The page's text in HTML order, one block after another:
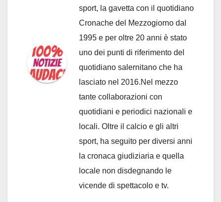
sport, la gavetta con il quotidiano
Cronache del Mezzogiorno dal
1995 e per oltre 20 anni è stato
uno dei punti di riferimento del
quotidiano salernitano che ha
lasciato nel 2016.Nel mezzo
tante collaborazioni con
quotidiani e periodici nazionali e
locali. Oltre il calcio e gli altri
sport, ha seguito per diversi anni
la cronaca giudiziaria e quella
locale non disdegnando le
vicende di spettacolo e tv.